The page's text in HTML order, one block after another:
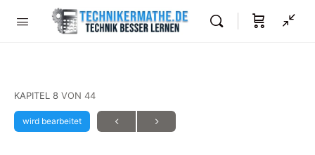
KAPITEL 8 VON 44
wird bearbeitet